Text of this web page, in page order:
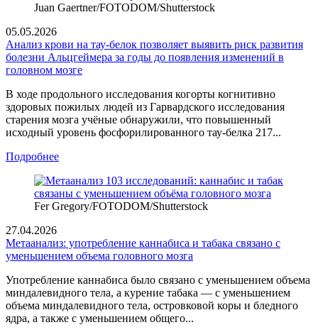
Juan Gaertner/FOTODOM/Shutterstoсk
05.05.2026
Анализ крови на тау-белок позволяет выявить риск развития
болезни Альцгеймера за годы до появления изменений в
головном мозге
В ходе продольного исследования когорты когнитивно
здоровых пожилых людей из Гарвардского исследования
старения мозга учёные обнаружили, что повышенный
исходный уровень фосфорилированного тау-белка 217...
Подробнее
Fer Gregory/FOTODOM/Shutterstoсk
27.04.2026
Метаанализ: употребление каннабиса и табака связано с
уменьшением объема головного мозга
Употребление каннабиса было связано с уменьшением объема
миндалевидного тела, а курение табака — с уменьшением
объема миндалевидного тела, островковой коры и бледного
ядра, а также с уменьшением общего...